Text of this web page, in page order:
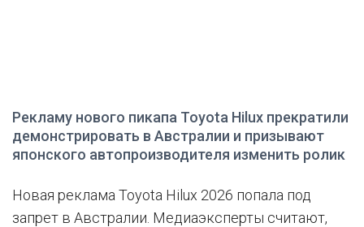
Рекламу нового пикапа Toyota Hilux прекратили
демонстрировать в Австралии и призывают
японского автопроизводителя изменить ролик
Новая реклама Toyota Hilux 2026 попала под
запрет в Австралии. Медиаэксперты считают,